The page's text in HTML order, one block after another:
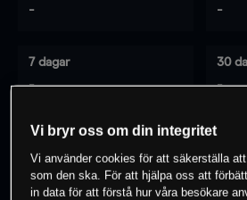
- -
7 dagar
-
30
-
0% av kunderna har en
instrument
Vi bryr oss om din integritet
Vi använder cookies för att säkerställa
som den ska. För att hjälpa oss att
in data för att förstå hur våra besökare